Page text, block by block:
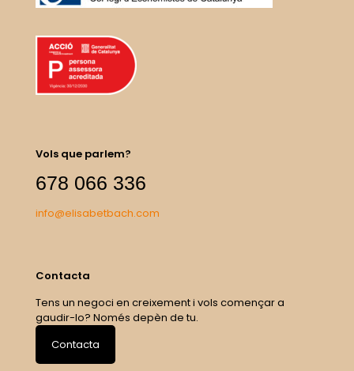
Vols que parlem?
678 066 336
info@elisabetbach.com
Contacta
Tens un negoci en creixement i vols començar a
gaudir-lo? Només depèn de tu.
Contacta